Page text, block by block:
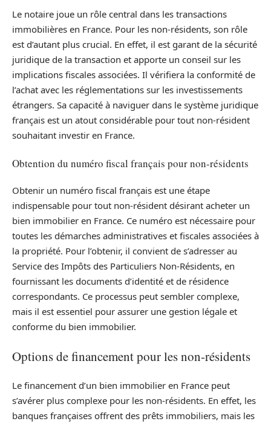
Le notaire joue un rôle central dans les transactions
immobilières en France. Pour les non-résidents, son rôle
est d’autant plus crucial. En effet, il est garant de la sécurité
juridique de la transaction et apporte un conseil sur les
implications fiscales associées. Il vérifiera la conformité de
l’achat avec les réglementations sur les investissements
étrangers. Sa capacité à naviguer dans le système juridique
français est un atout considérable pour tout non-résident
souhaitant investir en France.
Obtention du numéro fiscal français pour non-résidents
Obtenir un numéro fiscal français est une étape
indispensable pour tout non-résident désirant acheter un
bien immobilier en France. Ce numéro est nécessaire pour
toutes les démarches administratives et fiscales associées à
la propriété. Pour l’obtenir, il convient de s’adresser au
Service des Impôts des Particuliers Non-Résidents, en
fournissant les documents d’identité et de résidence
correspondants. Ce processus peut sembler complexe,
mais il est essentiel pour assurer une gestion légale et
conforme du bien immobilier.
Options de financement pour les non-résidents
Le financement d’un bien immobilier en France peut
s’avérer plus complexe pour les non-résidents. En effet, les
banques françaises offrent des prêts immobiliers, mais les